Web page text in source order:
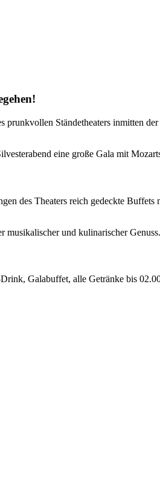
Ständetheaters inmitten
eine große Gala mit
des Theaters reich gedeckte
und kulinarischer
Galabuffet, alle Getränke bis